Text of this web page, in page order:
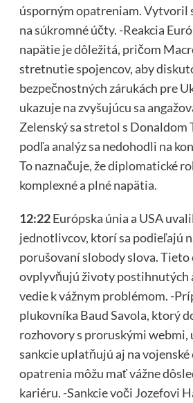
úsporným opatreniam. Vytvoril
na súkromné účty. -Reakcia
napätie je dôležitá, pričom
stretnutie spojencov, aby
bezpečnostných zárukách pre
ukazuje na zvyšujúcu sa
Zelenský sa stretol s Donaldom
podľa analýz sa nedohodli na
To naznačuje, že diplomatické
komplexné a plné napätia.
12:22Európska únia a USA
jednotlivcov, ktorí sa podieľajú
porušovaní slobody slova.
ovplyvňujú životy postihnutých
vedie k vážnym problémom. -
plukovníka Baud Savola, ktorý
rozhovory s proruskými webmi,
sankcie uplatňujú aj na
opatrenia môžu mať vážne
kariéru. -Sankcie voči Jozefovi